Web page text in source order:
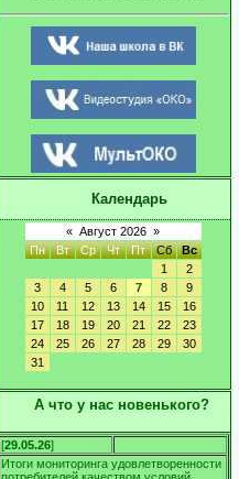
Календарь
« Август 2026 »
Пн
Вт Ср Чт Пт Сб
Вс
1
2
3
4 5 6 7 8
9
10
11 12 13 14 15
16
17
18 19 20 21 22
23
24
25 26 27 28 29
30
31
А что у нас новенького?
[29.05.26]
Итоги мониторинга удовлетворенности